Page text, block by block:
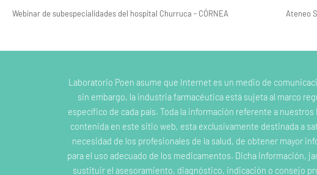
Webinar de subespecialidades del hospital Churruca - CÓRNEA Ateneo
Laboratorio Poen asume que Internet es un medio de
sin embargo, la industria farmacéutica está sujeta al marco
específico de cada país. Toda la información referente a nuestros
contenida en este sitio web, esta exclusivamente destinada a
necesidad de los profesionales de la salud, de obtener mayor
para el uso adecuado de los medicamentos. Dicha información,
sustituir el asesoramiento, diagnóstico, indicación o consejo